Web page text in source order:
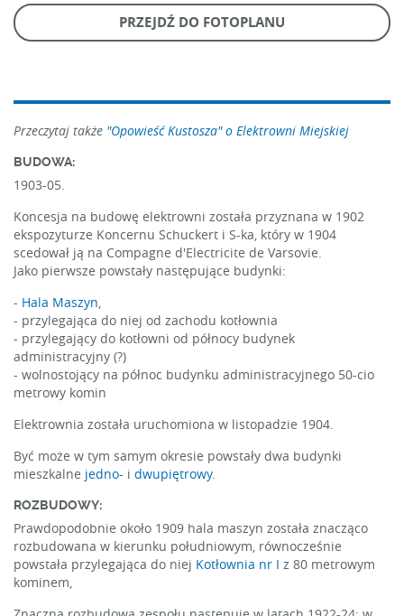
PRZEJDŹ DO FOTOPLANU
Przeczytaj także "Opowieść Kustosza" o Elektrowni Miejskiej
BUDOWA:
1903-05.
Koncesja na budowę elektrowni została przyznana w 1902
ekspozyturze Koncernu Schuckert i S-ka, który w 1904
scedował ją na Compagne d'Electricite de Varsovie.
Jako pierwsze powstały następujące budynki:
- Hala Maszyn
- przylegająca do niej od zachodu kotłownia
- przylegający do kotłowni od północy budynek
administracyjny (?)
- wolnostojący na północ budynku administracyjnego 50-cio
metrowy komin
Elektrownia została uruchomiona w listopadzie 1904.
Być może w tym samym okresie powstały dwa budynki
mieszkalne jedno- i dwupiętrowy.
ROZBUDOWY:
Prawdopodobnie około 1909 hala maszyn została znacząco
rozbudowana w kierunku południowym, równocześnie
powstała przylegająca do niej Kotłownia nr I z 80 metrowym
kominem,